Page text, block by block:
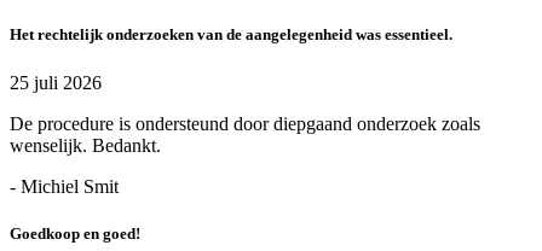
Het rechtelijk onderzoeken van de aangelegenheid was essentieel.
25 juli 2026
De procedure is ondersteund door diepgaand onderzoek zoals
wenselijk. Bedankt.
- Michiel Smit
Goedkoop en goed!